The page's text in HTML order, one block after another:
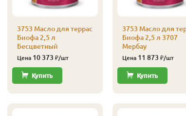
3753 Масло для террас
Биофа 2,5 л
Бесцветный
Цена 10 373 ₽/шт
Купить
3753 Масло для
Биофа 2,5 л 3707
Мербау
Цена 11 873 ₽/шт
Купить